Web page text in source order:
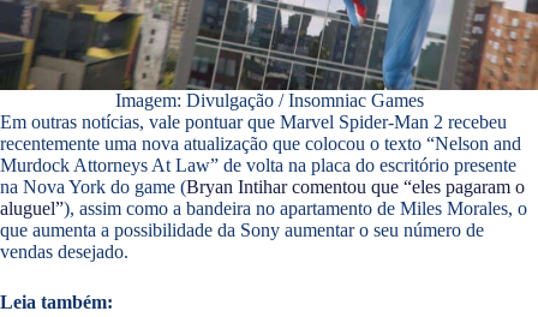
Imagem: Divulgação / Insomniac Games
Em outras notícias, vale pontuar que Marvel Spider-Man 2 recebeu
recentemente uma nova atualização que colocou o texto “Nelson and
Murdock Attorneys At Law” de volta na placa do escritório presente
na Nova York do game (Bryan Intihar comentou que “eles pagaram o
aluguel”), assim como a bandeira no apartamento de Miles Morales, o
que aumenta a possibilidade da Sony aumentar o seu número de
vendas desejado.
Leia também: